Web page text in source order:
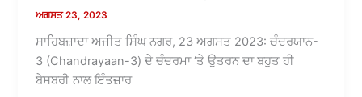
ਅਗਸਤ 23, 2023
ਸਾਹਿਬਜ਼ਾਦਾ ਅਜੀਤ ਸਿੰਘ ਨਗਰ, 23 ਅਗਸਤ 2023: ਚੰਦਰਯਾਨ-
3 (Chandrayaan-3) ਦੇ ਚੰਦਰਮਾ ’ਤੇ ਉਤਰਨ ਦਾ ਬਹੁਤ ਹੀ
ਬੇਸਬਰੀ ਨਾਲ ਇੰਤਜ਼ਾਰ